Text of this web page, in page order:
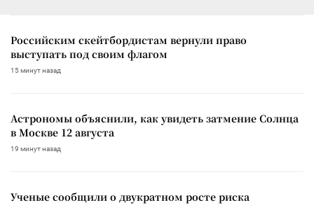
Российским скейтбордистам вернули право
выступать под своим флагом
15 минут назад
Астрономы объяснили, как увидеть затмение Солнца
в Москве 12 августа
19 минут назад
Ученые сообщили о двукратном росте риска